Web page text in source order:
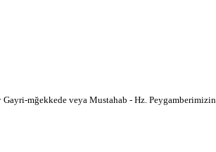
Gayri-mğekkede veya Mustahab - Hz.